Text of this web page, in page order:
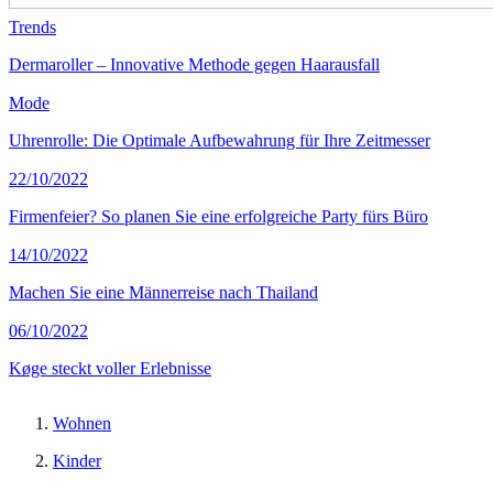
Trends
Dermaroller – Innovative Methode gegen Haarausfall
Mode
Uhrenrolle: Die Optimale Aufbewahrung für Ihre Zeitmesser
22/10/2022
Firmenfeier? So planen Sie eine erfolgreiche Party fürs Büro
14/10/2022
Machen Sie eine Männerreise nach Thailand
06/10/2022
Køge steckt voller Erlebnisse
Wohnen
Kinder